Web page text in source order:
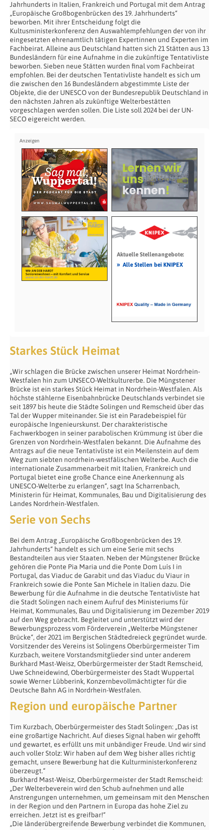
Jahrhunderts in Italien, Frankreich und Portugal mit dem Antrag
„Europäische Großbogenbrücken des 19. Jahrhunderts“
beworben. Mit ihrer Entscheidung folgt die
Kultusministerkonferenz den Auswahlempfehlungen der von ihr
eingesetzten ehrenamtlich tätigen Expertinnen und Experten im
Fachbeirat. Alleine aus Deutschland hatten sich 21 Stätten aus 13
Bundesländern für eine Aufnahme in die zukünftige Tentativliste
beworben. Sieben neue Stätten wurden final vom Fachbeirat
empfohlen. Bei der deutschen Tentativliste handelt es sich um
die zwischen den 16 Bundesländern abgestimmte Liste der
Objekte, die der UNESCO von der Bundesrepublik Deutschland in
den nächsten Jahren als zukünftige Welterbestätten
vorgeschlagen werden sollen. Die Liste soll 2024 bei der UN-
SECO eigereicht werden.
Aktuelle Stellenangebote:
» Alle Stellen bei KNIPEX
Starkes Stück Heimat
„Wir schlagen die Brücke zwischen unserer Heimat Nordrhein-
Westfalen hin zum UNSECO-Weltkulturerbe. Die Müngstener
Brücke ist ein starkes Stück Heimat in Nordrhein-Westfalen. Als
höchste stählerne Eisenbahnbrücke Deutschlands verbindet sie
seit 1897 bis heute die Städte Solingen und Remscheid über das
Tal der Wupper miteinander. Sie ist ein Paradebeispiel für
europäische Ingenieurskunst. Der charakteristische
Fachwerkbogen in seiner parabolischen Krümmung ist über die
Grenzen von Nordrhein-Westfalen bekannt. Die Aufnahme des
Antrags auf die neue Tentativliste ist ein Meilenstein auf dem
Weg zum siebten nordrhein-westfälischen Welterbe. Auch die
internationale Zusammenarbeit mit Italien, Frankreich und
Portugal bietet eine große Chance eine Anerkennung als
UNESCO-Welterbe zu erlangen“, sagt Ina Scharrenbach,
Ministerin für Heimat, Kommunales, Bau und Digitalisierung des
Landes Nordrhein-Westfalen.
Serie von Sechs
Bei dem Antrag „Europäische Großbogenbrücken des 19.
Jahrhunderts“ handelt es sich um eine Serie mit sechs
Bestandteilen aus vier Staaten. Neben der Müngstener Brücke
gehören die Ponte Pia Maria und die Ponte Dom Luís I in
Portugal, das Viaduc de Garabit und das Viaduc du Viaur in
Frankreich sowie die Ponte San Michele in Italien dazu. Die
Bewerbung für die Aufnahme in die deutsche Tentativliste hat
die Stadt Solingen nach einem Aufruf des Ministeriums für
Heimat, Kommunales, Bau und Digitalisierung im Dezember 2019
auf den Weg gebracht. Begleitet und unterstützt wird der
Bewerbungsprozess vom Förderverein „Welterbe Müngstener
Brücke“, der 2021 im Bergischen Städtedreieck gegründet wurde.
Vorsitzender des Vereins ist Solingens Oberbürgermeister Tim
Kurzbach, weitere Vorstandsmitglieder sind unter anderem
Burkhard Mast-Weisz, Oberbürgermeister der Stadt Remscheid,
Uwe Schneidewind, Oberbürgermeister des Stadt Wuppertal
sowie Werner Lübberink, Konzernbevollmächtigter für die
Deutsche Bahn AG in Nordrhein-Westfalen.
Region und europäische Partner
Tim Kurzbach, Oberbürgermeister des Stadt Solingen: „Das ist
eine großartige Nachricht. Auf dieses Signal haben wir gehofft
und gewartet, es erfüllt uns mit unbändiger Freude. Und wir sind
auch voller Stolz: Wir haben auf dem Weg bisher alles richtig
gemacht, unsere Bewerbung hat die Kulturministerkonferenz
überzeugt.“
Burkhard Mast-Weisz, Oberbürgermeister der Stadt Remscheid:
„Der Welterbeverein wird den Schub aufnehmen und alle
Anstrengungen unternehmen, um gemeinsam mit den Menschen
in der Region und den Partnern in Europa das hohe Ziel zu
erreichen. Jetzt ist es greifbar!“
„Die länderübergreifende Bewerbung verbindet die Kommunen,